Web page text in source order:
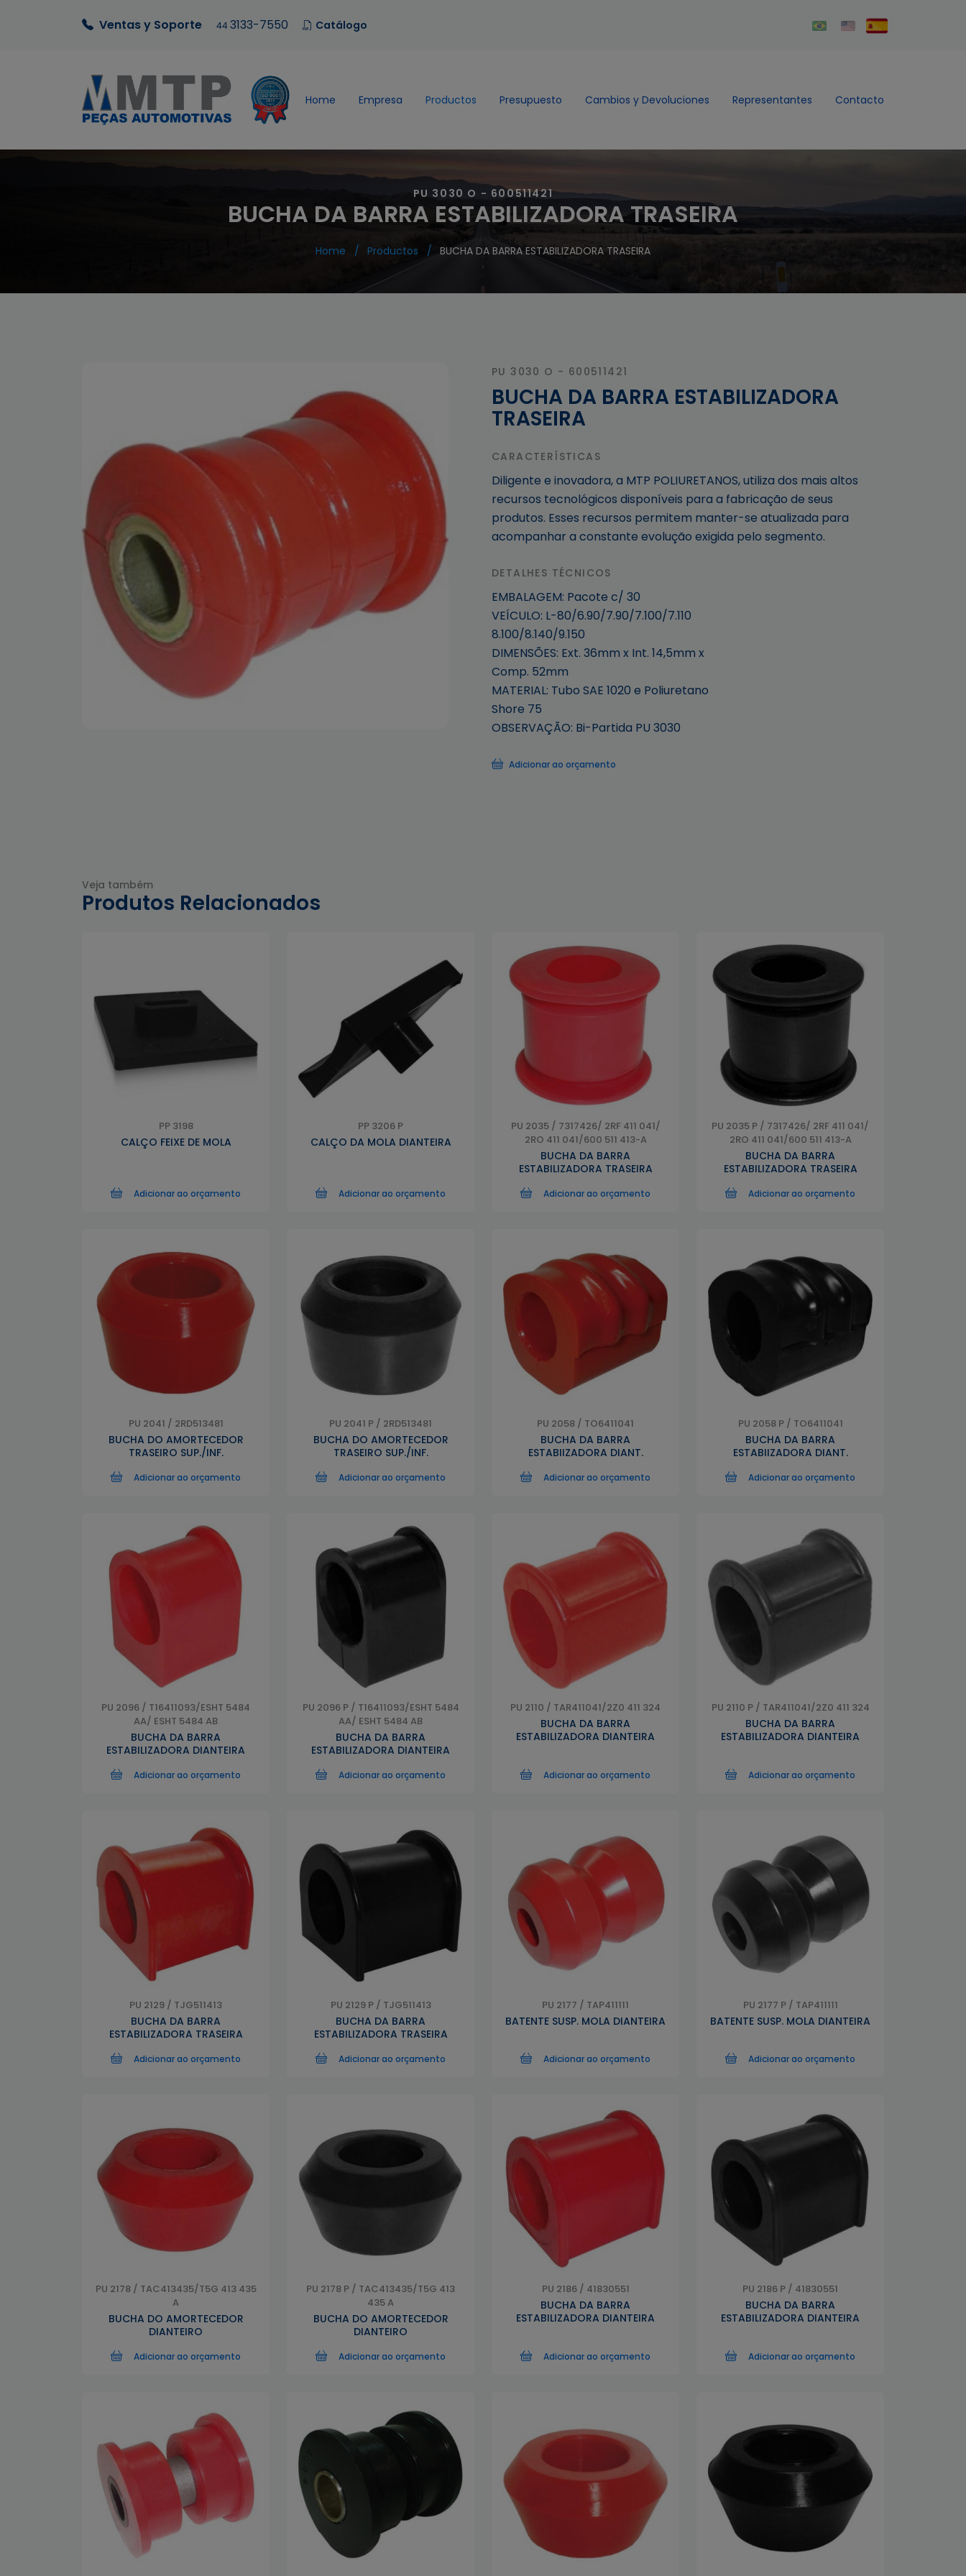
Ventas y Soporte 44 3133-7550 Catálogo
Home Empresa Productos Presupuesto Cambios y Devoluciones Representantes Contacto
PU 3030 O - 600511421
BUCHA DA BARRA ESTABILIZADORA TRASEIRA
Home Productos BUCHA DA BARRA ESTABILIZADORA TRASEIRA
PU 3030 O - 600511421
BUCHA DA BARRA ESTABILIZADORA
TRASEIRA
CARACTERÍSTICAS
Diligente e inovadora, a MTP POLIURETANOS, utiliza dos mais altos
recursos tecnológicos disponíveis para a fabricação de seus
produtos. Esses recursos permitem manter-se atualizada para
acompanhar a constante evolução exigida pelo segmento.
DETALHES TÉCNICOS
EMBALAGEM: Pacote c/ 30
VEÍCULO: L-80/6.90/7.90/7.100/7.110
8.100/8.140/9.150
DIMENSÕES: Ext. 36mm x Int. 14,5mm x
Comp. 52mm
MATERIAL: Tubo SAE 1020 e Poliuretano
Shore 75
OBSERVAÇÃO: Bi-Partida PU 3030
Adicionar ao orçamento
Veja também
Produtos Relacionados
PP 3198
CALÇO FEIXE DE MOLA
Adicionar ao orçamento
PP 3206 P
CALÇO DA MOLA DIANTEIRA
Adicionar ao orçamento
PU 2035 / 7317426/ 2RF 411 041/
2RO 411 041/600 511 413-A
BUCHA DA BARRA
ESTABILIZADORA TRASEIRA
Adicionar ao orçamento
PU 2035 P / 7317426/ 2RF 411 041/
2RO 411 041/600 511 413-A
BUCHA DA BARRA
ESTABILIZADORA TRASEIRA
Adicionar ao orçamento
PU 2041 / 2RD513481
BUCHA DO AMORTECEDOR
TRASEIRO SUP./INF.
Adicionar ao orçamento
PU 2041 P / 2RD513481
BUCHA DO AMORTECEDOR
TRASEIRO SUP./INF.
Adicionar ao orçamento
PU 2058 / TO6411041
BUCHA DA BARRA
ESTABIIZADORA DIANT.
Adicionar ao orçamento
PU 2058 P / TO6411041
BUCHA DA BARRA
ESTABIIZADORA DIANT.
Adicionar ao orçamento
PU 2096 / T16411093/ESHT 5484
AA/ ESHT 5484 AB
BUCHA DA BARRA
ESTABILIZADORA DIANTEIRA
Adicionar ao orçamento
PU 2096 P / T16411093/ESHT 5484
AA/ ESHT 5484 AB
BUCHA DA BARRA
ESTABILIZADORA DIANTEIRA
Adicionar ao orçamento
PU 2110 / TAR411041/2Z0 411 324
BUCHA DA BARRA
ESTABILIZADORA DIANTEIRA
Adicionar ao orçamento
PU 2110 P / TAR411041/2Z0 411 324
BUCHA DA BARRA
ESTABILIZADORA DIANTEIRA
Adicionar ao orçamento
PU 2129 / TJG511413
BUCHA DA BARRA
ESTABILIZADORA TRASEIRA
Adicionar ao orçamento
PU 2129 P / TJG511413
BUCHA DA BARRA
ESTABILIZADORA TRASEIRA
Adicionar ao orçamento
PU 2177 / TAP411111
BATENTE SUSP. MOLA DIANTEIRA
Adicionar ao orçamento
PU 2177 P / TAP411111
BATENTE SUSP. MOLA DIANTEIRA
Adicionar ao orçamento
PU 2178 / TAC413435/T5G 413 435
A
BUCHA DO AMORTECEDOR
DIANTEIRO
Adicionar ao orçamento
PU 2178 P / TAC413435/T5G 413
435 A
BUCHA DO AMORTECEDOR
DIANTEIRO
Adicionar ao orçamento
PU 2186 / 41830551
BUCHA DA BARRA
ESTABILIZADORA DIANTEIRA
Adicionar ao orçamento
PU 2186 P / 41830551
BUCHA DA BARRA
ESTABILIZADORA DIANTEIRA
Adicionar ao orçamento